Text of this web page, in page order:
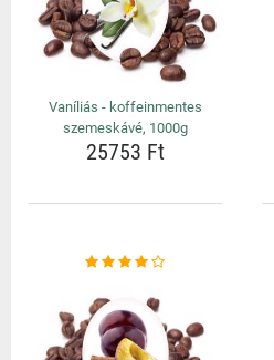
Vaníliás - koffeinmentes
szemeskávé, 1000g
25753 Ft